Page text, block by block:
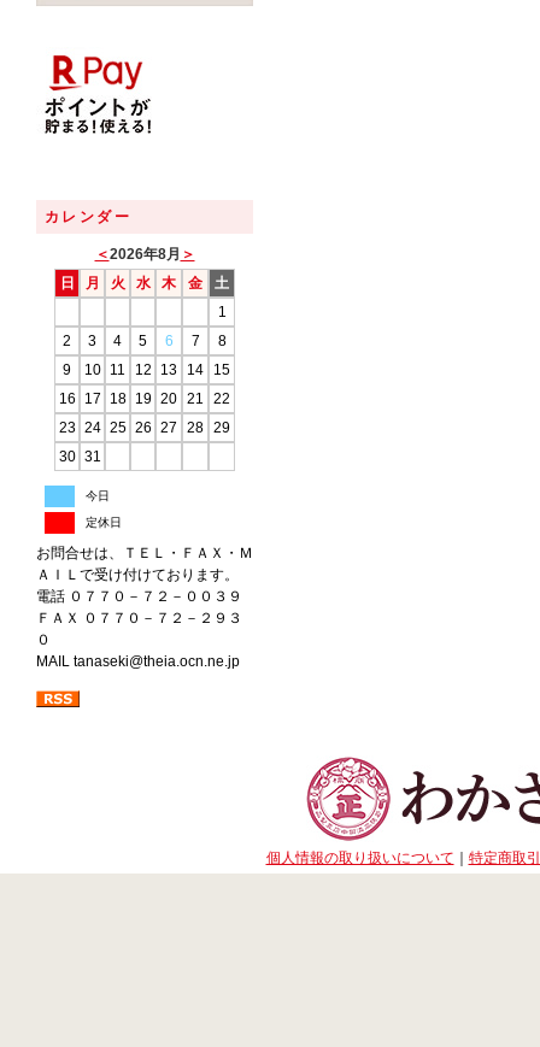
カレンダー
＜2026年8月 ＞
日
月 火 水 木 金
土
1
2
3 4 5 6 7
8
9
10 11 12 13 14
15
16
17 18 19 20 21
22
23 24 25 26 27 28 29
30 31
今日
定休日
お問合せは、ＴＥＬ・ＦＡＸ・Ｍ
ＡＩＬで受け付けております。
電話 ０７７０－７２－００３９
ＦＡＸ ０７７０－７２－２９３
０
MAIL tanaseki@theia.ocn.ne.jp
個人情報の取り扱いについて 特定商取